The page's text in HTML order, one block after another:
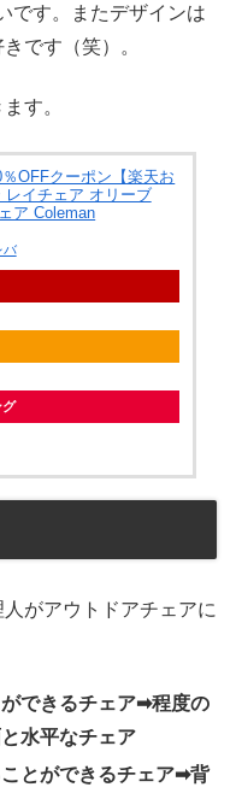
です。またデザインは
です（笑）。
す。
％OFFクーポン【楽天お
レイチェア オリーブ
ア Coleman
バ
グ
がアウトドアチェアに
できるチェア➡程度の
水平なチェア
とができるチェア➡背